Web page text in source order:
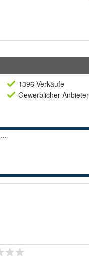
1396 Verkäufe
Gewerblicher Anbieter